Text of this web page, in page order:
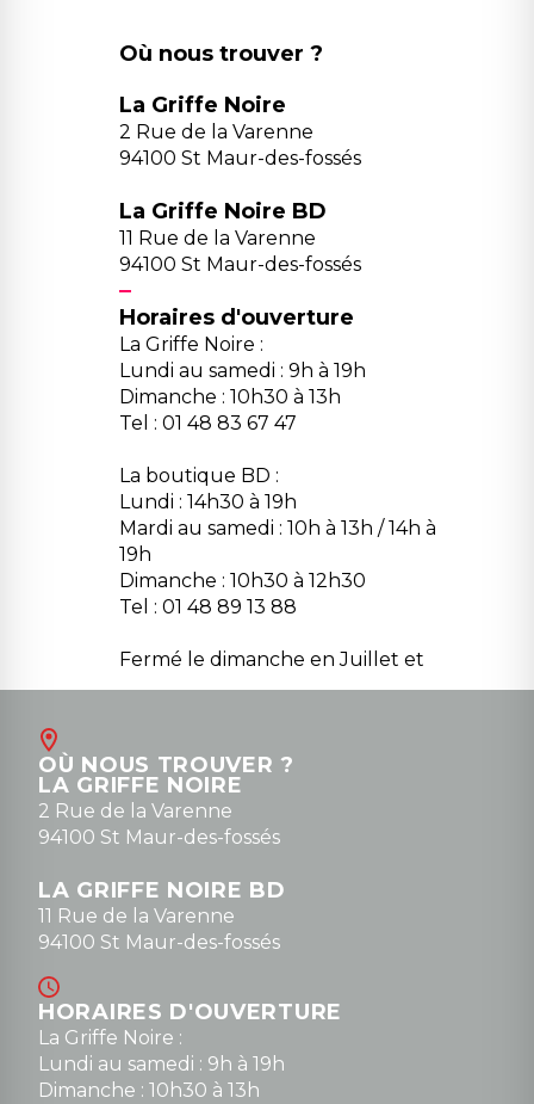
Où nous trouver ?
La Griffe Noire
2 Rue de la Varenne
94100 St Maur-des-fossés
La Griffe Noire BD
11 Rue de la Varenne
94100 St Maur-des-fossés
Horaires d'ouverture
La Griffe Noire :
Lundi au samedi : 9h à 19h
Dimanche : 10h30 à 13h
Tel : 01 48 83 67 47
La boutique BD :
Lundi : 14h30 à 19h
Mardi au samedi : 10h à 13h / 14h à
19h
Dimanche : 10h30 à 12h30
Tel : 01 48 89 13 88
Fermé le dimanche en Juillet et
Août
contact@la-griffe-noire.com
0148836747
OÙ NOUS TROUVER ?
LA GRIFFE NOIRE
2 Rue de la Varenne
94100 St Maur-des-fossés
LA GRIFFE NOIRE BD
11 Rue de la Varenne
94100 St Maur-des-fossés
HORAIRES D'OUVERTURE
La Griffe Noire :
Lundi au samedi : 9h à 19h
Dimanche : 10h30 à 13h